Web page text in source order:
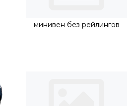
минивен без рейлингов